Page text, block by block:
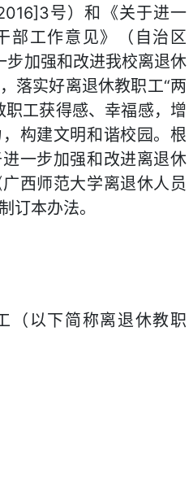
号）和《关于进一
部工作意见》（自治区
步加强和改进我校离退休
落实好离退休教职工“两
职工获得感、幸福感，增
构建文明和谐校园。根
一步加强和改进离退休
西师范大学离退休人员
订本办法。
（以下简称离退休教职